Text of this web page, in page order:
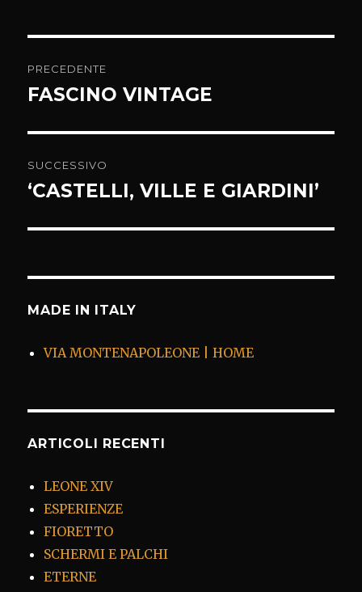
articoli
PRECEDENTE
Articolo
FASCINO VINTAGE
SUCCESSIVO
Articolo
‘CASTELLI, VILLE E GIARDINI’
MADE IN ITALY
VIA MONTENAPOLEONE | HOME
ARTICOLI RECENTI
LEONE XIV
ESPERIENZE
FIORETTO
SCHERMI E PALCHI
ETERNE